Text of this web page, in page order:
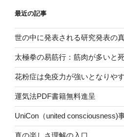
最近の記事
世の中に発表される研究発表の
太極拳の易筋行：筋肉が多いと
花粉症は免疫力が強いとなりや
運気法PDF書籍無料進呈
UniCon（united consciousness)